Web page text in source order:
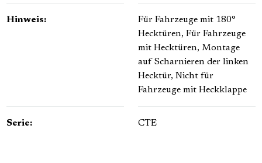
Hinweis:
Für Fahrzeuge mit 180°
Hecktüren, Für Fahrzeuge
mit Hecktüren, Montage
auf Scharnieren der linken
Hecktür, Nicht für
Fahrzeuge mit Heckklappe
Serie: CTE